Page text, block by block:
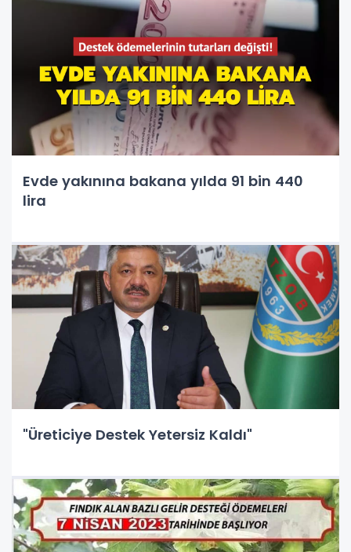
Evde yakınına bakana yılda 91 bin 440
lira
"Üreticiye Destek Yetersiz Kaldı"